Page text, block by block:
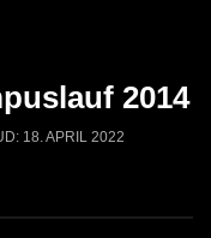
Später Ansehen
ECHTZEIT-TV
12.
2014
18. APRIL 2022